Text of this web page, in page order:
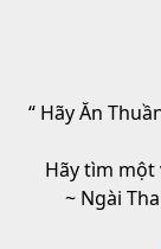
Tin Đáng Chú Ý
“ Hãy Ăn
Hãy tìm một
~ Ngài